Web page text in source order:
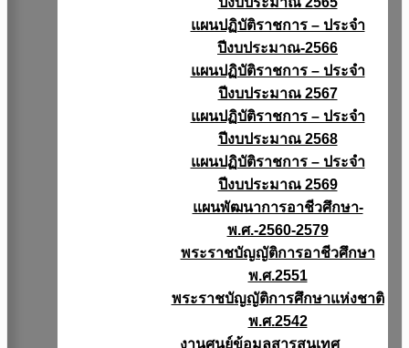
แผนปฏิบัติราชการ – ประจำ
ปีงบประมาณ-2566
แผนปฏิบัติราชการ – ประจำ
ปีงบประมาณ 2567
แผนปฏิบัติราชการ – ประจำ
ปีงบประมาณ 2568
แผนปฏิบัติราชการ – ประจำ
ปีงบประมาณ 2569
แผนพัฒนาการอาชีวศึกษา-
พ.ศ.-2560-2579
พระราชบัญญัติการอาชีวศึกษา
พ.ศ.2551
พระราชบัญญัติการศึกษาแห่งชาติ
พ.ศ.2542
งานศูนย์ข้อมูลสารสนเทศ